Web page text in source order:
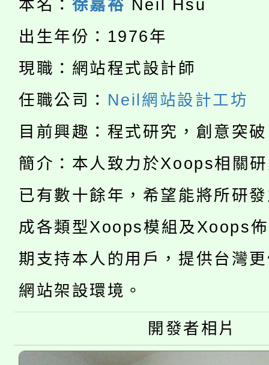
者。
份教師研習
115年食農教育專業人
「本色祭」8/29、30在
場熱烈登場!
8/21下午1時於龍潭區
徵才活動。
YOUNG桃局內行報名
局官網。
8月14至27日，桃園電
開!
115年桃園市運動會8/
田徑場及游泳池舉行。
桃園市低收入戶享有免
視費優惠，中低收入戶
半價優惠，詳情可洽有
大園自造教育及科技中
份教師增能研習
大溪自造教育及科技中
份教師研習
淨零綠生活教案入校路
會
115年食農教育專業人
本名： 徐嘉裕 Neil Hsu
出生年份：1976年
現職：網站程式設計師
任職公司： Neil網站設計工坊
目前興趣：程式研究，創意突
簡介：本人致力於Xoops相關
已有數十餘年，希望能將所研
成各類型Xoops模組及Xoops
期支持本人的用戶，提供台灣
網站架設環境。
開發者相片